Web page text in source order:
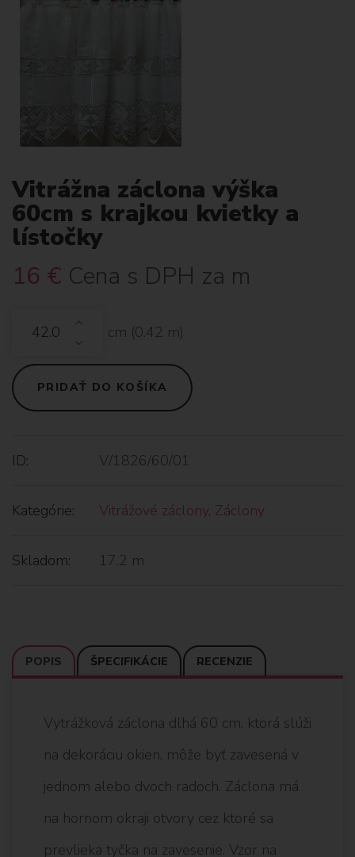
Vitrážna záclona výška
60cm s krajkou kvietky a
lístočky
16 € Cena s DPH za m
cm (0.42 m)
PRIDAŤ DO KOŠÍKA
ID: V/1826/60/01
Kategórie: Vitrážové záclony, Záclony
Skladom: 17.2 m
POPIS ŠPECIFIKÁCIE RECENZIE
Vytrážková záclona dlhá 60 cm, ktorá slúži
na dekoráciu okien, môže byť zavesená v
jednom alebo dvoch radoch. Záclona má
na hornom okraji otvory cez ktoré sa
prevlieka tyčka na zavesenie. Vzor na